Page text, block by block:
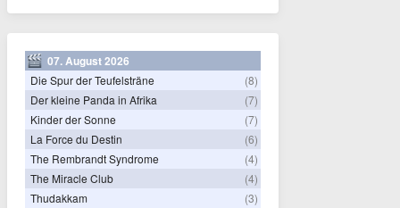
07. August 2026
Die Spur der Teufelsträne
(8)
Der kleine Panda in Afrika
(7)
Kinder der Sonne
(7)
La Force du Destin
(6)
The Rembrandt Syndrome
(4)
The Miracle Club
(4)
Thudakkam
(3)